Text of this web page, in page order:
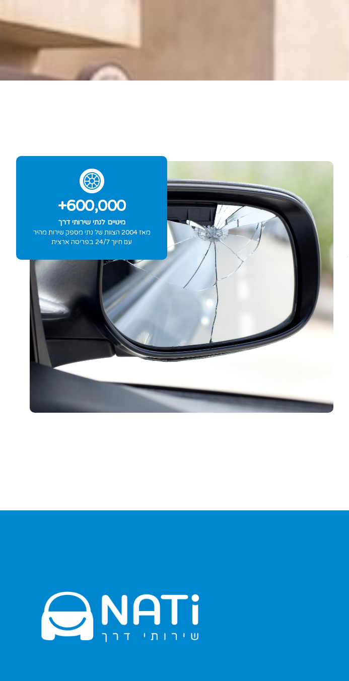
מינויים לנתי שירותי דרך
600,000
+
מאז 2004 הצוות של נתי מספק שירות מהיר
עם חיוך 24/7 בפריסה ארצית